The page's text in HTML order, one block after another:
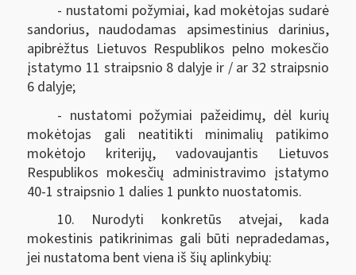
- nustatomi požymiai, kad mokėtojas sudarė
sandorius, naudodamas apsimestinius darinius,
apibrėžtus Lietuvos Respublikos pelno mokesčio
įstatymo 11 straipsnio 8 dalyje ir / ar 32 straipsnio
6 dalyje;
- nustatomi požymiai pažeidimų, dėl kurių
mokėtojas gali neatitikti minimalių patikimo
mokėtojo kriterijų, vadovaujantis Lietuvos
Respublikos mokesčių administravimo įstatymo
40-1 straipsnio 1 dalies 1 punkto nuostatomis.
10. Nurodyti konkretūs atvejai, kada
mokestinis patikrinimas gali būti nepradedamas,
jei nustatoma bent viena iš šių aplinkybių: